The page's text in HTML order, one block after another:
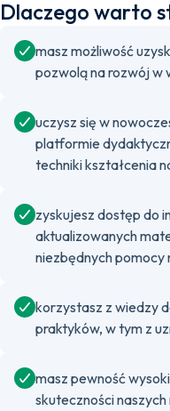
Dlaczego warto
masz możliwość
pozwolą na rozwój w
uczysz się w
platformie
techniki kształcenia
zyskujesz dostęp do
aktualizowanych
niezbędnych pomocy
korzystasz z wiedzy
praktyków, w tym z
masz pewność
skuteczności